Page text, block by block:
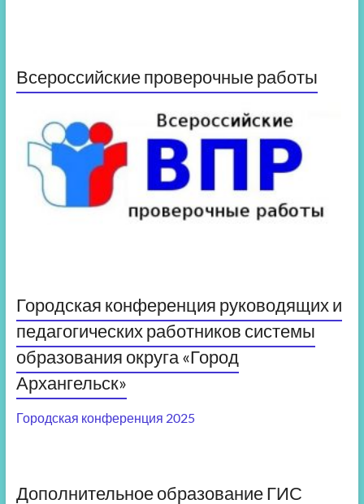
Всероссийские проверочные работы
Городская конференция руководящих и
педагогических работников системы
образования округа «Город
Архангельск»
Городская конференция 2025
Дополнительное образование ГИС